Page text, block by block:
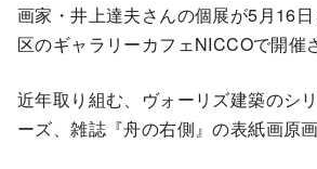
画家・井上達夫さんの個展が5月16
区のギャラリーカフェNICCOで開催
近年取り組む、ヴォーリズ建築のシ
ーズ、雑誌『舟の右側』の表紙画原